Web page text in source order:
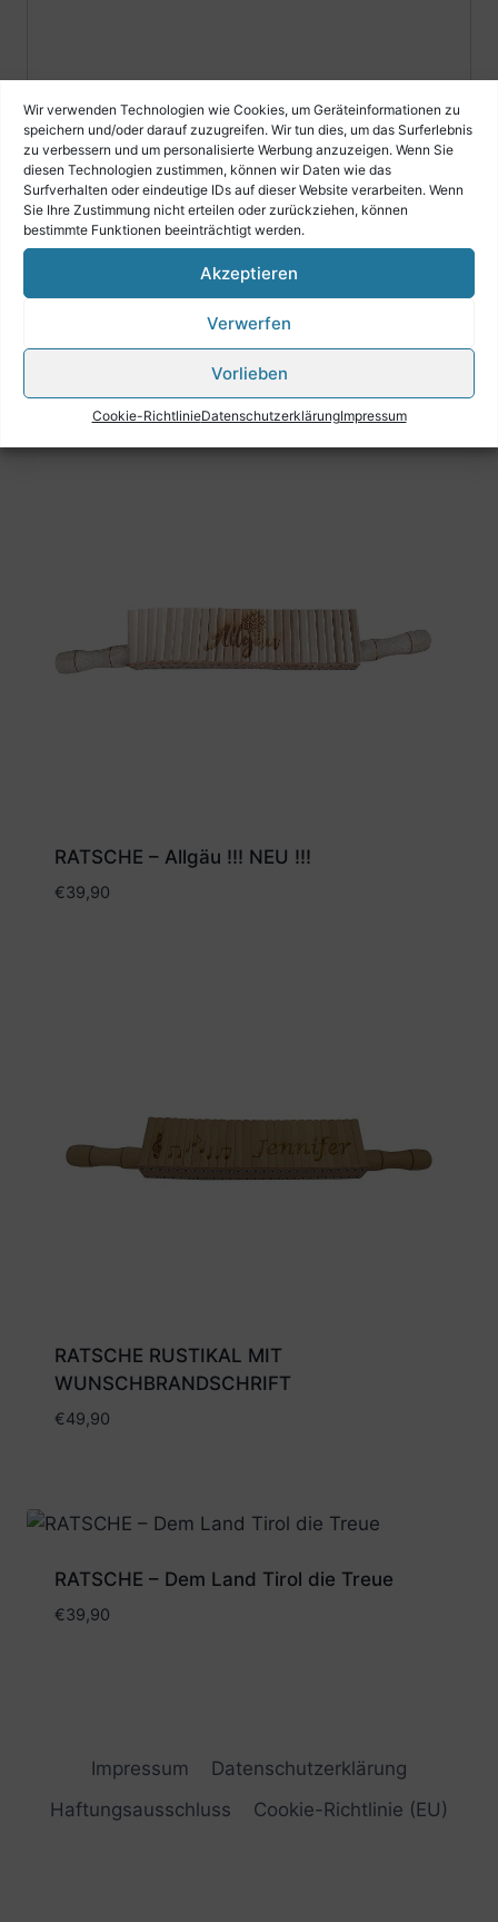
Wir verwenden Technologien wie Cookies, um Geräteinformationen zu
speichern und/oder darauf zuzugreifen. Wir tun dies, um das Surferlebnis
zu verbessern und um personalisierte Werbung anzuzeigen. Wenn Sie
diesen Technologien zustimmen, können wir Daten wie das
Surfverhalten oder eindeutige IDs auf dieser Website verarbeiten. Wenn
Sie Ihre Zustimmung nicht erteilen oder zurückziehen, können
bestimmte Funktionen beeinträchtigt werden.
Akzeptieren
Verwerfen
Vorlieben
Cookie-RichtlinieDatenschutzerklärungImpressum
Ähnliche Produkte
€39,90
RATSCHE – Allgäu !!! NEU !!!
€39,90
RATSCHE RUSTIKAL MIT
WUNSCHBRANDSCHRIFT
€49,90
RATSCHE – Dem Land Tirol die Treue
€39,90
Impressum
Datenschutzerklärung
Haftungsausschluss
Cookie-Richtlinie (EU)